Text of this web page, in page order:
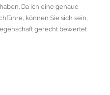
Da ich eine genaue
können Sie sich sein,
gerecht bewertet